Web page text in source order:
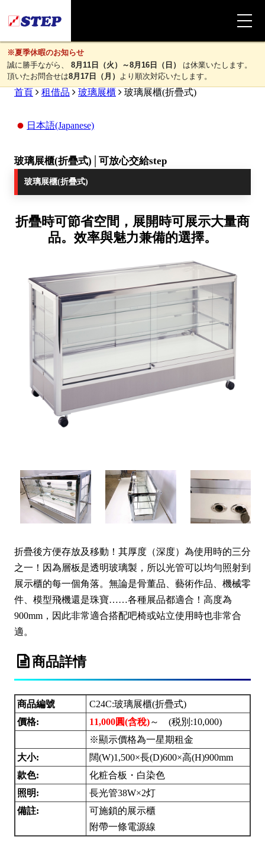
※夏季休暇のお知らせ
誠に勝手ながら、
8月11日（火）～8月16日（日） は休業いたします。
頂いたお問合せは8月17日（月） より順次対応いたします。
首頁 租借品 玻璃展櫃 玻璃展櫃(折疊式)
日本語(Japanese)
玻璃展櫃(折疊式)│可放心交給step
玻璃展櫃(折疊式)
折疊時可節省空間，展開時可展示大量商
品。效率與魅力兼備的選擇。
折疊後方便存放及移動！其厚度（深度）為使用時的三分
之一！因為層板是透明玻璃製，所以光管可以均勻照射到
展示櫃的每一個角落。無論是骨董品、藝術作品、機械零
件、模型飛機還是珠寶……各種展品都適合！高度為
900mm，因此非常適合搭配吧椅或站立使用時也非常合
適。
商品詳情
商品編號
C24C:玻璃展櫃(折疊式)
價格:
11,000圓(含稅)～ (税別:10,000)
※顯示價格為一星期租金
大小:
闊(W)1,500×長(D)600×高(H)900mm
款色:
化粧合板・白染色
照明:
長光管38W×2灯
備註:
可施鎖的展示櫃
附帶一條電源線